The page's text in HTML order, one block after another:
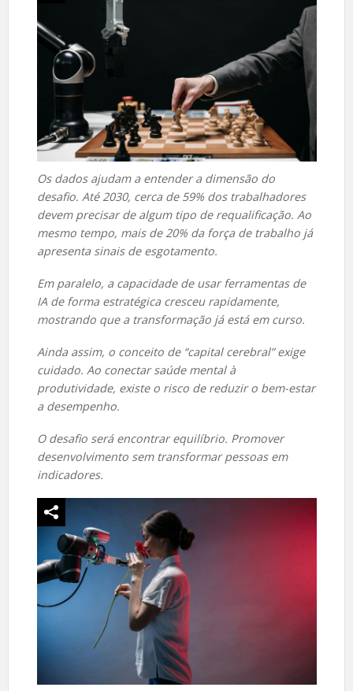
Os dados ajudam a entender a dimensão do
desafio. Até 2030, cerca de 59% dos trabalhadores
devem precisar de algum tipo de requalificação. Ao
mesmo tempo, mais de 20% da força de trabalho já
apresenta sinais de esgotamento.
Em paralelo, a capacidade de usar ferramentas de
IA de forma estratégica cresceu rapidamente,
mostrando que a transformação já está em curso.
Ainda assim, o conceito de “capital cerebral” exige
cuidado. Ao conectar saúde mental à
produtividade, existe o risco de reduzir o bem-estar
a desempenho.
O desafio será encontrar equilíbrio. Promover
desenvolvimento sem transformar pessoas em
indicadores.